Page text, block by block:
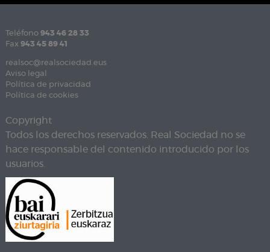
Teléfono 943 46 28 33
Fax 943 45 89 41
realsoc@realsociedad.eus
Aviso legal
Política de privacidad
Política de cookies
Copyright
Todos los derechos reservados. Real Sociedad no se
hace responsable del contenido introducido por los
usuarios.